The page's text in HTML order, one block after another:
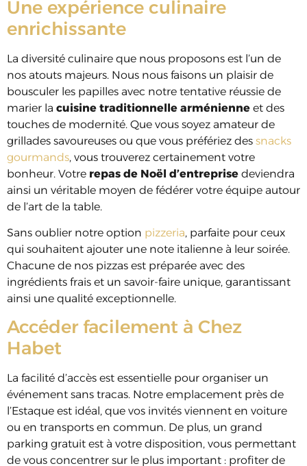
Une expérience culinaire
enrichissante
La diversité culinaire que nous proposons est l’un de
nos atouts majeurs. Nous nous faisons un plaisir de
bousculer les papilles avec notre tentative réussie de
marier la cuisine traditionnelle arménienne et des
touches de modernité. Que vous soyez amateur de
grillades savoureuses ou que vous préfériez des snacks
gourmands, vous trouverez certainement votre
bonheur. Votre repas de Noël d’entreprise deviendra
ainsi un véritable moyen de fédérer votre équipe autour
de l’art de la table.
Sans oublier notre option pizzeria, parfaite pour ceux
qui souhaitent ajouter une note italienne à leur soirée.
Chacune de nos pizzas est préparée avec des
ingrédients frais et un savoir-faire unique, garantissant
ainsi une qualité exceptionnelle.
Accéder facilement à Chez
Habet
La facilité d’accès est essentielle pour organiser un
événement sans tracas. Notre emplacement près de
l’Estaque est idéal, que vos invités viennent en voiture
ou en transports en commun. De plus, un grand
parking gratuit est à votre disposition, vous permettant
de vous concentrer sur le plus important : profiter de